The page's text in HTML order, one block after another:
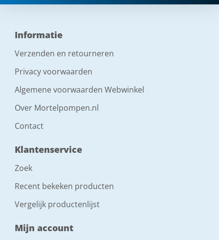
Informatie
Verzenden en retourneren
Privacy voorwaarden
Algemene voorwaarden Webwinkel
Over Mortelpompen.nl
Contact
Klantenservice
Zoek
Recent bekeken producten
Vergelijk productenlijst
Mijn account